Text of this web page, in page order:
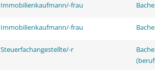
Immobilienkaufmann/-frau
Immobilienkaufmann/-frau
Steuerfachangestellte/-r